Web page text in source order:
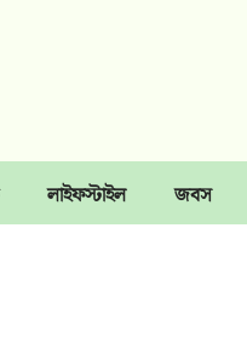
লাইফস্টাইল জবস